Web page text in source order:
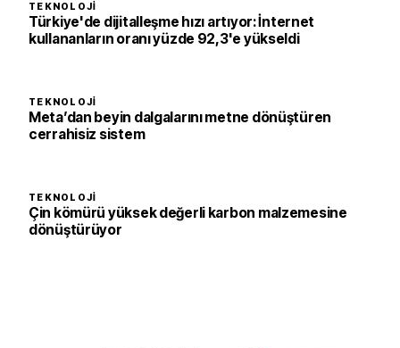
TEKNOLOJI
Türkiye'de dijitalleşme hızı artıyor: İnternet
kullananların oranı yüzde 92,3'e yükseldi
TEKNOLOJI
Meta’dan beyin dalgalarını metne dönüştüren
cerrahisiz sistem
TEKNOLOJI
Çin kömürü yüksek değerli karbon malzemesine
dönüştürüyor